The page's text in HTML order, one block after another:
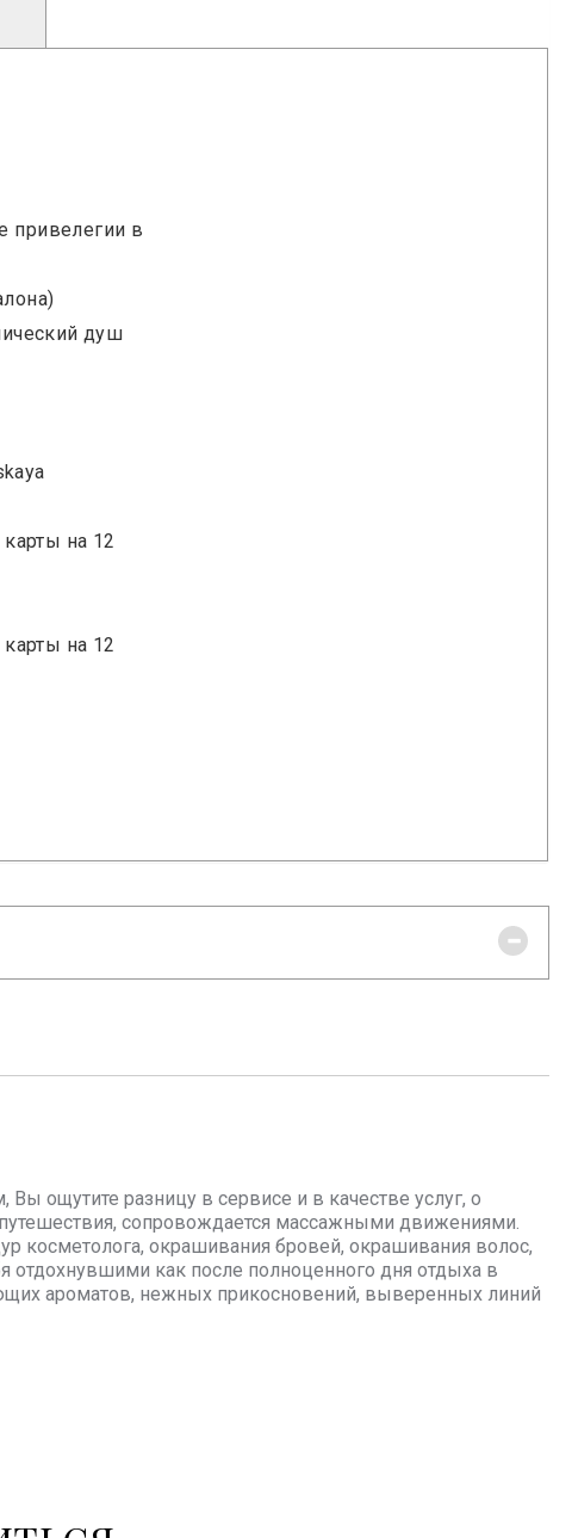
привелегии в
душ
на 12
на 12
ощутите разницу в сервисе и в качестве услуг, о
сопровождается массажными движениями.
косметолога, окрашивания бровей, окрашивания волос,
отдохнувшими как после полноценного дня отдыха в
ароматов, нежных прикосновений, выверенных линий